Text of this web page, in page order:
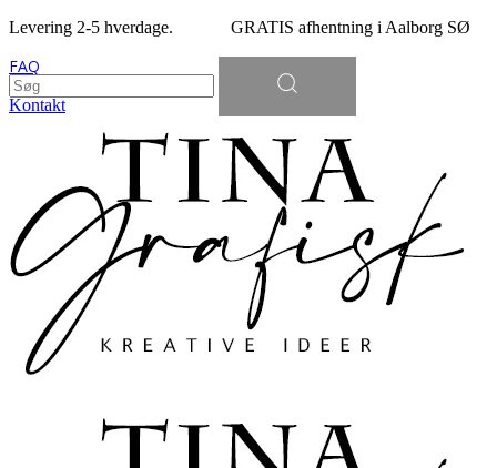
Levering 2-5 hverdage. GRATIS afhentning i Aalborg SØ
FAQ
Kontakt
Søg
efter: